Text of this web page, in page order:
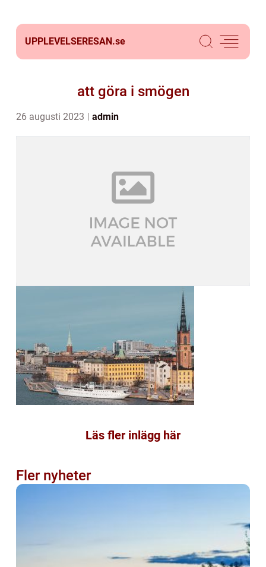
UPPLEVELSERESAN.se
att göra i smögen
26 augusti 2023 admin
Läs fler inlägg här
Fler nyheter